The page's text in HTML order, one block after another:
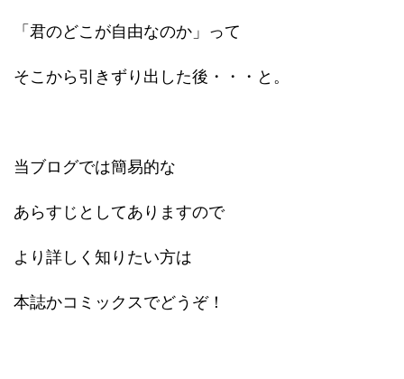
「君のどこが自由なのか」って
そこから引きずり出した後・・・と。
当ブログでは簡易的な
あらすじとしてありますので
より詳しく知りたい方は
本誌かコミックスでどうぞ！